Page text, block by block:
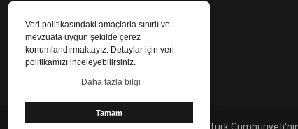
Veri politikasındaki amaçlarla sınırlı ve
mevzuata uygun şekilde çerez
konumlandırmaktayız. Detaylar için veri
politikamızı inceleyebilirsiniz.
Daha fazla bilgi
Tamam